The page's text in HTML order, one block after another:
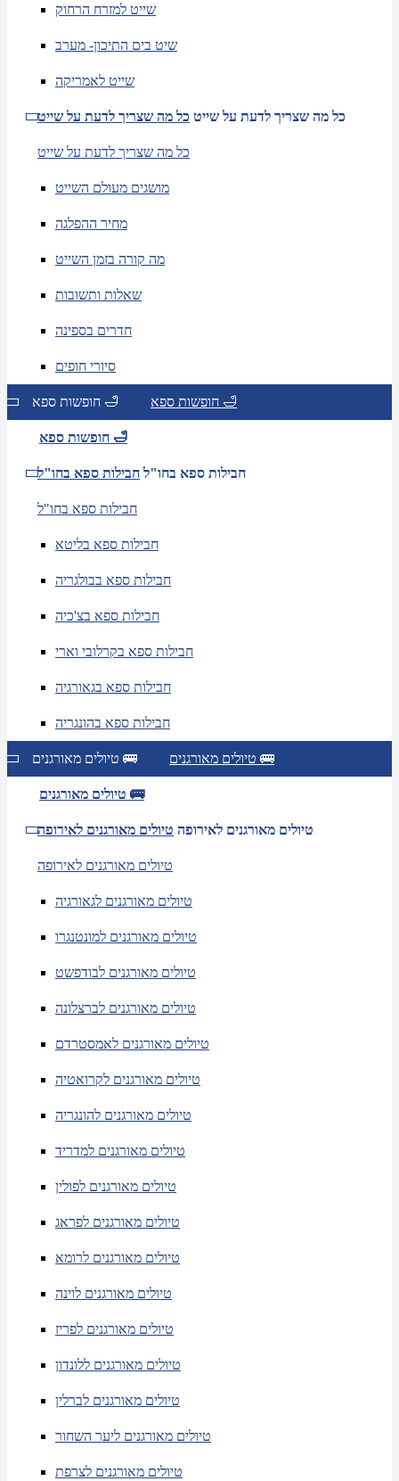
שייט למזרח הרחוק
שיט בים התיכון- מערב
שייט לאמריקה
כל מה שצריך לדעת על שייט כל מה שצריך לדעת על שייט
כל מה שצריך לדעת על שייט
מושגים מעולם השייט
מחיר ההפלגה
מה קורה בזמן השייט
שאלות ותשובות
חדרים בספינה
סיורי חופים
חופשות ספא 🛁 חופשות ספא 🛁
חופשות ספא 🛁
חבילות ספא בחו"ל חבילות ספא בחו"ל
חבילות ספא בחו"ל
חבילות ספא בליטא
חבילות ספא בבולגריה
חבילות ספא בצ'כיה
חבילות ספא בקרלובי וארי
חבילות ספא בגאורגיה
חבילות ספא בהונגריה
טיולים מאורגנים 🚌 טיולים מאורגנים 🚌
טיולים מאורגנים 🚌
טיולים מאורגנים לאירופה טיולים מאורגנים לאירופה
טיולים מאורגנים לאירופה
טיולים מאורגנים לגאורגיה
טיולים מאורגנים למונטנגרו
טיולים מאורגנים לבודפשט
טיולים מאורגנים לברצלונה
טיולים מאורגנים לאמסטרדם
טיולים מאורגנים לקרואטיה
טיולים מאורגנים להונגריה
טיולים מאורגנים למדריד
טיולים מאורגנים לפולין
טיולים מאורגנים לפראג
טיולים מאורגנים לרומא
טיולים מאורגנים לוינה
טיולים מאורגנים לפריז
טיולים מאורגנים ללונדון
טיולים מאורגנים לברלין
טיולים מאורגנים ליער השחור
טיולים מאורגנים לצרפת